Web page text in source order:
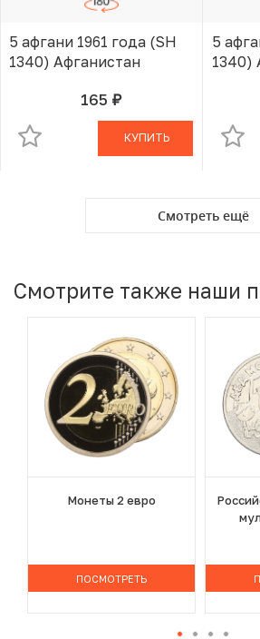
5 афгани 1961 года (SH
1340) Афганистан
165 руб.В КОРЗИНЕ
КУПИТЬ
5
1340)
Смотреть ещё
Смотрите также наши
Монеты 2 евро
ПОСМОТРЕТЬ